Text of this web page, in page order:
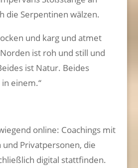
die Serpentinen wälzen.
und karg und atmet
ist roh und still und
ist Natur. Beides
einem.“
online: Coachings mit
Privatpersonen, die
digital stattfinden.